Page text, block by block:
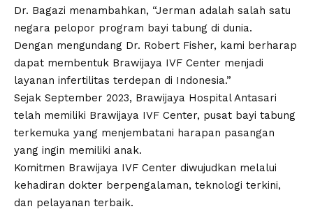
Dr. Bagazi menambahkan, “Jerman adalah salah satu
negara pelopor program bayi tabung di dunia.
Dengan mengundang Dr. Robert Fisher, kami berharap
dapat membentuk Brawijaya IVF Center menjadi
layanan infertilitas terdepan di Indonesia.”
Sejak September 2023, Brawijaya Hospital Antasari
telah memiliki Brawijaya IVF Center, pusat bayi tabung
terkemuka yang menjembatani harapan pasangan
yang ingin memiliki anak.
Komitmen Brawijaya IVF Center diwujudkan melalui
kehadiran dokter berpengalaman, teknologi terkini,
dan pelayanan terbaik.